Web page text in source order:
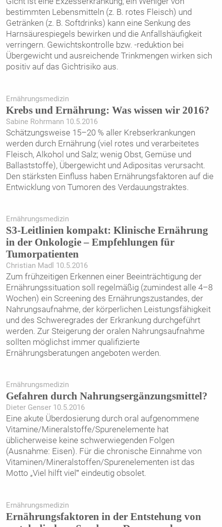
bestimmten Lebensmitteln (z. B. rotes Fleisch) und
Getränken (z. B. Softdrinks) kann eine Senkung des
Harnsäurespiegels bewirken und die Anfallshäufigkeit
verringern. Gewichtskontrolle bzw. -reduktion bei
Übergewicht und ausreichende Trinkmengen wirken sich
positiv auf das Gichtrisiko aus.
Ernährungsmedizin
Krebs und Ernährung: Was wissen wir 2016?
Sabine Rohrmann 10.5.2016
Schätzungsweise 15–20 % aller Krebserkrankungen
werden durch Ernährung (viel rotes und verarbeitetes
Fleisch, Alkohol und Salz; wenig Obst, Gemüse und
Ballaststoffe), Übergewicht und Adipositas verursacht.
Den stärksten Einfluss haben Ernährungsfaktoren auf die
Entwicklung von Tumoren des Verdauungstraktes.
Ernährungsmedizin
S3-Leitlinien kompakt: Klinische Ernährung
in der Onkologie – Empfehlungen für
Tumorpatienten
Christian Madl 10.5.2016
Zum frühzeitigen Erkennen einer Beeinträchtigung der
Ernährungssituation soll regelmäßig (zumindest alle 4–8
Wochen) ein Screening des Ernährungszustandes, der
Nahrungsauf­nahme, der körperlichen Leistungsfähigkeit
und des Schweregrades der Erkrankung ­durchgeführt
werden. Zur Steigerung der oralen Nahrungsaufnahme
sollten möglichst immer qualifizierte
Ernährungsberatungen angeboten werden.
Ernährungsmedizin
Gefahren durch Nahrungsergänzungsmittel?
Dieter Genser 10.5.2016
Eine akute Überdosierung durch oral aufgenommene
Vitamine/Mineralstoffe/Spurenelemente hat
üblicherweise keine schwerwiegenden Folgen
(Ausnahme: Eisen). Für die chronische Einnahme von
Vitaminen/Mineralstoffen/Spurenelementen ist das
Motto „Viel hilft viel‟ eindeutig obsolet.
Ernährungsmedizin
Ernährungsfaktoren in der Entstehung von